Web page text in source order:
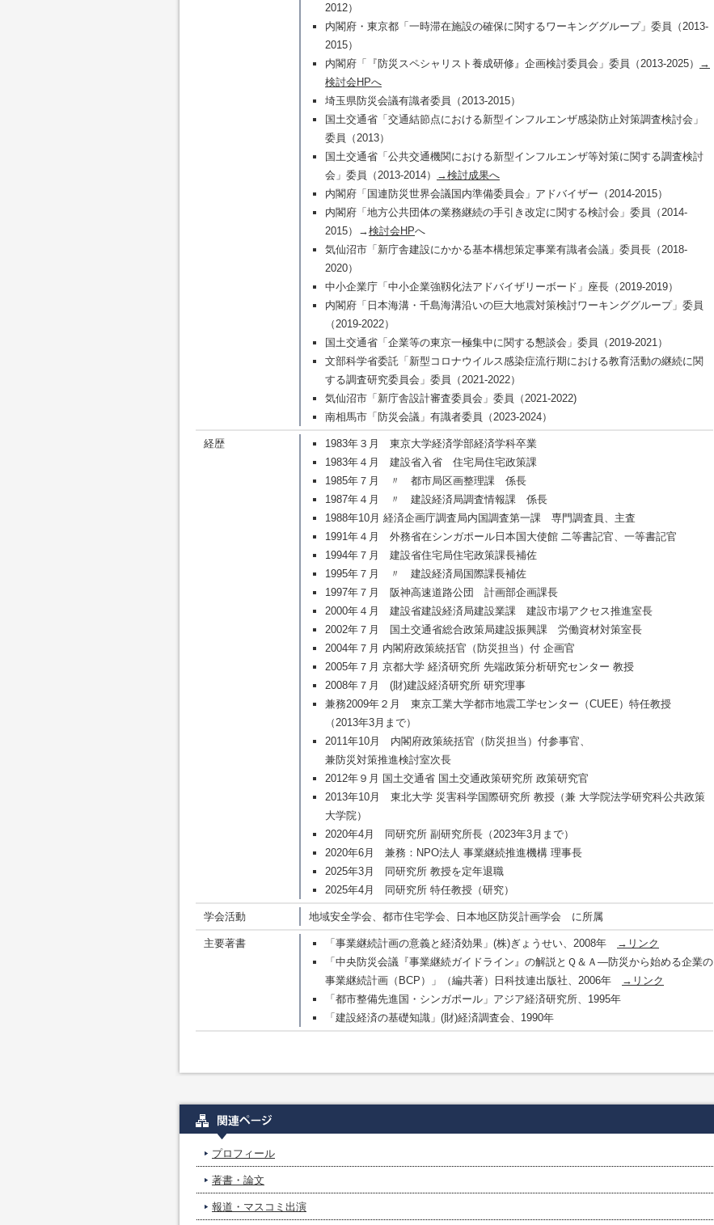
2012）
内閣府・東京都「一時滞在施設の確保に関するワーキンググループ」委員（2013-
2015）
内閣府「『防災スペシャリスト養成研修』企画検討委員会」委員（2013-2025）
→
検討会HPへ
埼玉県防災会議有識者委員（2013-2015）
国土交通省「交通結節点における新型インフルエンザ感染防止対策調査検討会」
委員（2013）
国土交通省「公共交通機関における新型インフルエンザ等対策に関する調査検討
会」委員（2013-2014）
→検討成果へ
内閣府「国連防災世界会議国内準備委員会」アドバイザー（2014-2015）
内閣府「地方公共団体の業務継続の手引き改定に関する検討会」委員（2014-
2015）→検討会HPへ
気仙沼市「新庁舎建設にかかる基本構想策定事業有識者会議」委員長（2018-
2020）
中小企業庁「中小企業強靱化法アドバイザリーボード」座長（2019-2019）
内閣府「日本海溝・千島海溝沿いの巨大地震対策検討ワーキンググループ」委員
（2019-2022）
国土交通省「企業等の東京一極集中に関する懇談会」委員（2019-2021）
文部科学省委託「新型コロナウイルス感染症流行期における教育活動の継続に関
する調査研究委員会」委員（2021-2022）
気仙沼市「新庁舎設計審査委員会」委員（2021-2022)
南相馬市「防災会議」有識者委員（2023-2024）
経歴
1983年３月 東京大学経済学部経済学科卒業
1983年４月 建設省入省 住宅局住宅政策課
1985年７月 〃 都市局区画整理課 係長
1987年４月 〃 建設経済局調査情報課 係長
1988年10月 経済企画庁調査局内国調査第一課 専門調査員、主査
1991年４月 外務省在シンガポール日本国大使館 二等書記官、一等書記官
1994年７月 建設省住宅局住宅政策課長補佐
1995年７月 〃 建設経済局国際課長補佐
1997年７月 阪神高速道路公団 計画部企画課長
2000年４月 建設省建設経済局建設業課 建設市場アクセス推進室長
2002年７月 国土交通省総合政策局建設振興課 労働資材対策室長
2004年７月 内閣府政策統括官（防災担当）付 企画官
2005年７月 京都大学 経済研究所 先端政策分析研究センター 教授
2008年７月 (財)建設経済研究所 研究理事
兼務2009年２月 東京工業大学都市地震工学センター（CUEE）特任教授
（2013年3月まで）
2011年10月 内閣府政策統括官（防災担当）付参事官、
兼防災対策推進検討室次長
2012年９月 国土交通省 国土交通政策研究所 政策研究官
2013年10月 東北大学 災害科学国際研究所 教授（兼 大学院法学研究科公共政策
大学院）
2020年4月 同研究所 副研究所長（2023年3月まで）
2020年6月 兼務：NPO法人 事業継続推進機構 理事長
2025年3月 同研究所 教授を定年退職
2025年4月 同研究所 特任教授（研究）
学会活動 地域安全学会、都市住宅学会、日本地区防災計画学会 に所属
主要著書 「事業継続計画の意義と経済効果」(株)ぎょうせい、2008年
→リンク
「中央防災会議『事業継続ガイドライン』の解説とＱ＆Ａ―防災から始める企業の
事業継続計画（BCP）」（編共著）日科技連出版社、2006年
→リンク
「都市整備先進国・シンガポール」アジア経済研究所、1995年
「建設経済の基礎知識」(財)経済調査会、1990年
プロフィール
著書・論文
報道・マスコミ出演